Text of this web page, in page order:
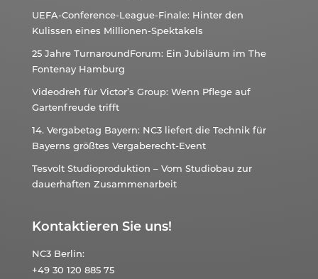
UEFA-Conference-League-Finale: Hinter den
Kulissen eines Millionen-Spektakels
25 Jahre TurnaroundForum: Ein Jubiläum im The
Fontenay Hamburg
Videodreh für Victor’s Group: Wenn Pflege auf
Gartenfreude trifft
14. Vergabetag Bayern: NC3 liefert die Technik für
Bayerns größtes Vergaberecht-Event
Tesvolt Studioproduktion – Vom Studiobau zur
dauerhaften Zusammenarbeit
Kontaktieren Sie uns!
NC3 Berlin:
+49 30 120 885 75